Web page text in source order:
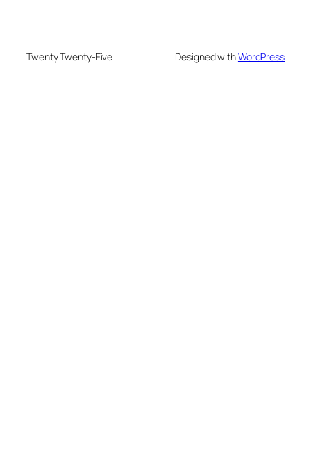
Twenty Twenty-Five Designed withWordPress